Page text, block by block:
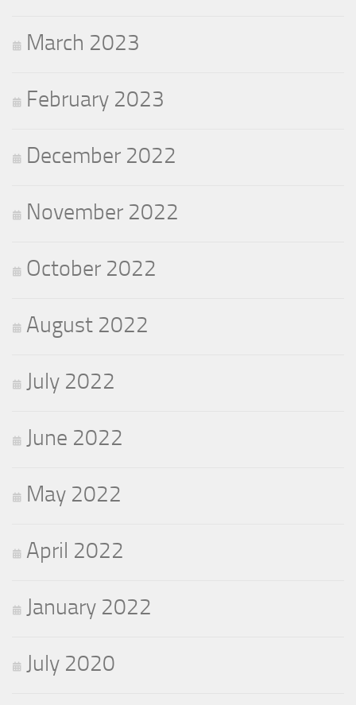
March 2023
February 2023
December 2022
November 2022
October 2022
August 2022
July 2022
June 2022
May 2022
April 2022
January 2022
July 2020